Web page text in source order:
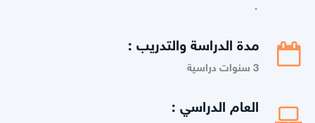
.
مدة الدراسة والتدريب :
3 سنوات دراسية
العام الدراسي :